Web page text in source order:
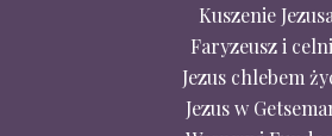
Kuszenie Jezusa
Faryzeusz i
Jezus chlebem
Jezus w